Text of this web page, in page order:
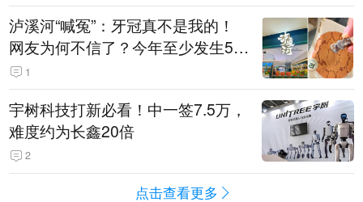
泸溪河“喊冤”：牙冠真不是我的！
网友为何不信了？今年至少发生5
起“食品冤案”
1
宇树科技打新必看！中一签7.5万，
难度约为长鑫20倍
2
点击查看更多